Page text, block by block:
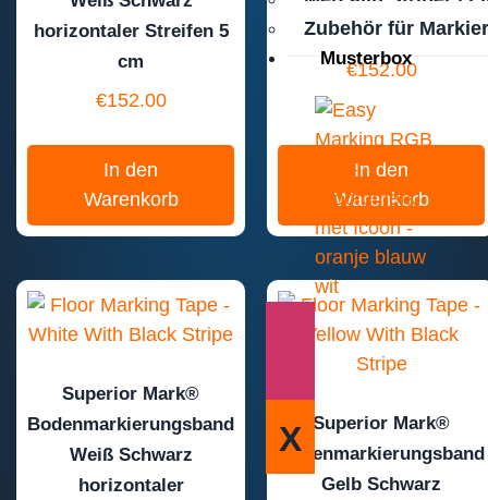
Zubehör für
Musterbox
X
horizontaler Streifen 5
cm
€152.00
In den
Warenkorb
Streifen 5 cm
€152.00
In den
Warenkorb
Superior Mark®
Bodenmarkierungsband
Weiß Schwarz
horizontaler
Superior Mark®
Bodenmarkierungsband
Gelb Schwarz